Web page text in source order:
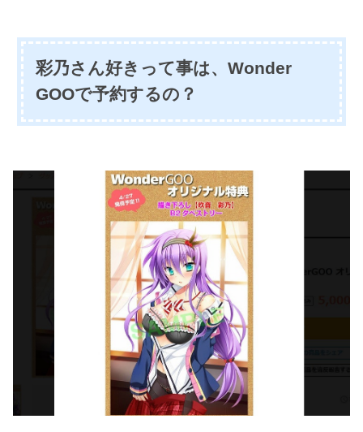
彩乃さん好きって事は、Wonder
GOOで予約するの？